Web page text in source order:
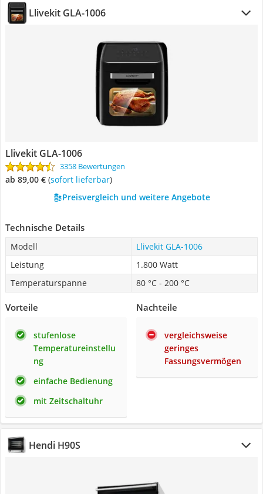
Llivekit GLA-1006
Llivekit GLA-1006
3358 Bewertungen
ab 89,00 € ( Sofort lieferbar)
Preisvergleich und weitere Angebote
Technische Details
Modell
Llivekit GLA-1006
Leistung
1.800 Watt
Temperaturspanne
80 °C - 200 °C
Vorteile
stufenlose
Temperatureinstellu
ng
einfache Bedienung
mit Zeitschaltuhr
Nachteile
vergleichsweise
geringes
Fassungsvermögen
Hendi H90S